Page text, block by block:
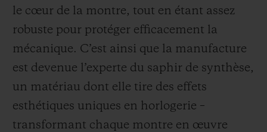
le cœur de la montre, tout en étant assez
robuste pour protéger efficacement la
mécanique. C’est ainsi que la manufacture
est devenue l’experte du saphir de synthèse,
un matériau dont elle tire des effets
esthétiques uniques en horlogerie –
transformant chaque montre en œuvre